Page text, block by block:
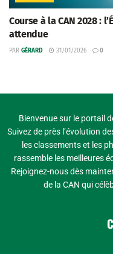
Course à la CAN 2028 :
attendue
PAR GÉRARD 31/01/2026 0
Bienvenue sur le portail
Suivez de près l’évolution
les classements et les
rassemble les meilleures
Rejoignez-nous dès
de la CAN qui